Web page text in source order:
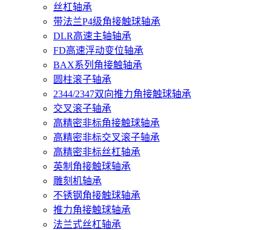
丝杠轴承
带法兰P4级角接触球轴承
DLR高速主轴轴承
FD高速浮动变位轴承
BAX系列角接触轴承
圆柱滚子轴承
2344/2347双向推力角接触球轴承
交叉滚子轴承
高精密非标角接触球轴承
高精密非标交叉滚子轴承
高精密非标丝杠轴承
英制角接触球轴承
雕刻机轴承
不锈钢角接触球轴承
推力角接触球轴承
法兰式丝杠轴承